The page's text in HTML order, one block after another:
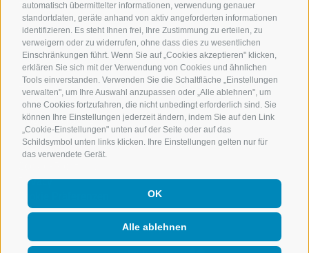
automatisch übermittelter informationen, verwendung genauer
standortdaten, geräte anhand von aktiv angeforderten informationen
identifizieren. Es steht Ihnen frei, Ihre Zustimmung zu erteilen, zu
verweigern oder zu widerrufen, ohne dass dies zu wesentlichen
Einschränkungen führt. Wenn Sie auf „Cookies akzeptieren" klicken,
erklären Sie sich mit der Verwendung von Cookies und ähnlichen
Tools einverstanden. Verwenden Sie die Schaltfläche „Einstellungen
verwalten", um Ihre Auswahl anzupassen oder „Alle ablehnen", um
ohne Cookies fortzufahren, die nicht unbedingt erforderlich sind. Sie
können Ihre Einstellungen jederzeit ändern, indem Sie auf den Link
„Cookie-Einstellungen" unten auf der Seite oder auf das
Schildsymbol unten links klicken. Ihre Einstellungen gelten nur für
das verwendete Gerät.
OK
Alle ablehnen
Verwaltungssitz:
Johann Mitterwurzergasse 3
39037 Mühlbach
Tel.:+39 0472 849625
info@ueberbacherbau.it
IT00752610212
Facebook
Impressum
Privacy